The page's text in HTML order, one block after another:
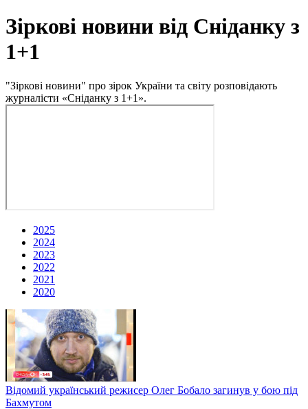
Зіркові новини від Сніданку з
1+1
"Зіркові новини" про зірок України та світу розповідають
журналісти «Сніданку з 1+1».
2025
2024
2023
2022
2021
2020
Відомий український режисер Олег Бобало загинув у бою під
Бахмутом